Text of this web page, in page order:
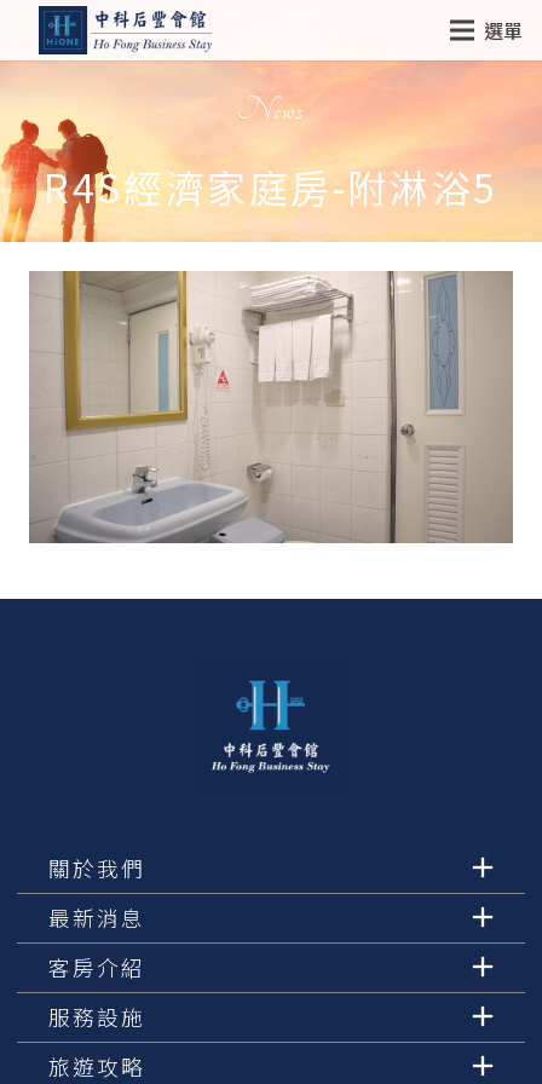
選單
News
R4S經濟家庭房-附淋浴5
關於我們
最新消息
客房介紹
服務設施
旅遊攻略